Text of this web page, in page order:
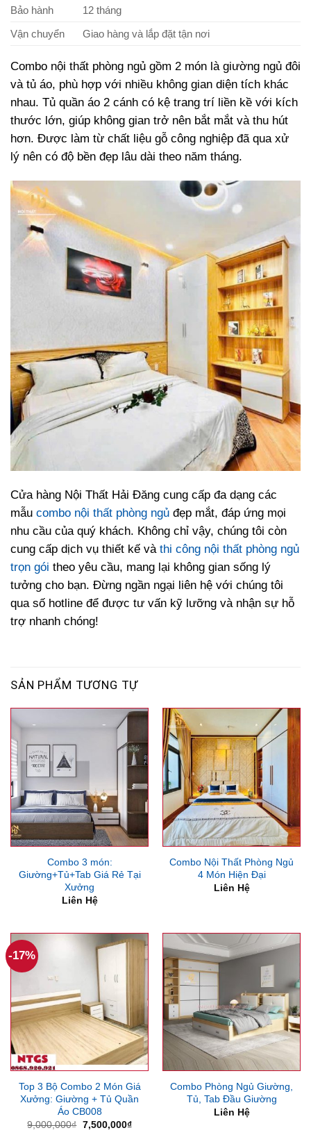
Bảo hành
12 tháng
Vận chuyển
Giao hàng và lắp đặt tận nơi
Combo nội thất phòng ngủ gồm 2 món là giường ngủ đôi
và tủ áo, phù hợp với nhiều không gian diện tích khác
nhau. Tủ quần áo 2 cánh có kệ trang trí liền kề với kích
thước lớn, giúp không gian trở nên bắt mắt và thu hút
hơn. Được làm từ chất liệu gỗ công nghiệp đã qua xử
lý nên có độ bền đẹp lâu dài theo năm tháng.
Cửa hàng Nội Thất Hải Đăng cung cấp đa dạng các
mẫu combo nội thất phòng ngủ đẹp mắt, đáp ứng mọi
nhu cầu của quý khách. Không chỉ vậy, chúng tôi còn
cung cấp dịch vụ thiết kế và thi công nội thất phòng ngủ
trọn gói theo yêu cầu, mang lại không gian sống lý
tưởng cho bạn. Đừng ngần ngại liên hệ với chúng tôi
qua số hotline để được tư vấn kỹ lưỡng và nhận sự hỗ
trợ nhanh chóng!
SẢN PHẨM TƯƠNG TỰ
Combo 3 món:
Giường+Tủ+Tab Giá Rẻ Tại
Xưởng
Liên Hệ
Combo Nội Thất Phòng Ngủ
4 Món Hiện Đại
Liên Hệ
-17%
Top 3 Bộ Combo 2 Món Giá
Xưởng: Giường + Tủ Quần
Áo CB008
9,000,000₫ Giá
7,500,000₫Giá
Combo Phòng Ngủ Giường,
Tủ, Tab Đầu Giường
Liên Hệ